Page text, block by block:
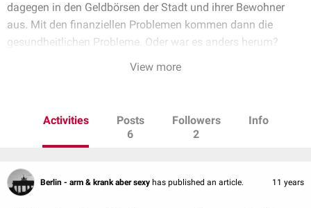
dagegen in den Geldbörsen der Stadt und ihrer Bewohner
aus. Mit den finanziellen Problemen kommen dann die
gesundheitlichen Probleme. Oder war es anders herum?
View more
Activities
Posts
6
Followers
2
Info
Berlin - arm & krank aber sexy has published an article. 11 years